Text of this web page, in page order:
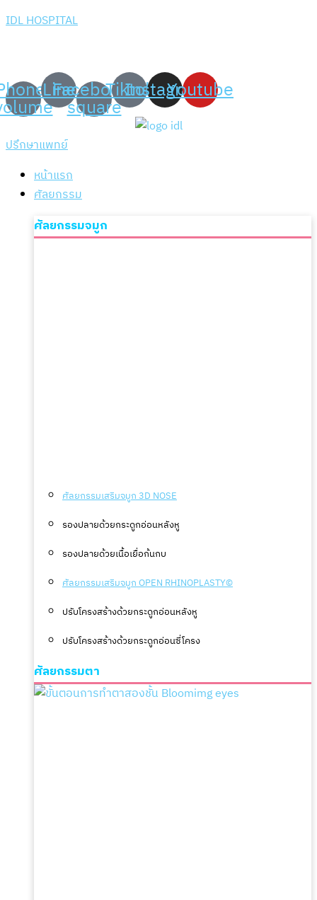
IDL HOSPITAL
Line
Facebook-
square
Tiktok
Instagram
Youtube
ปรึกษาแพทย์
หน้าแรก
ศัลยกรรม
ศัลยกรรมจมูก
ศัลยกรรมเสริมจมูก 3D NOSE
รองปลายด้วยกระดูกอ่อนหลังหู
รองปลายด้วยเนื้อเยื่อก้นกบ
ศัลยกรรมเสริมจมูก OPEN RHINOPLASTY©
ปรับโครงสร้างด้วยกระดูกอ่อนหลังหู
ปรับโครงสร้างด้วยกระดูกอ่อนซี่โครง
ศัลยกรรมตา